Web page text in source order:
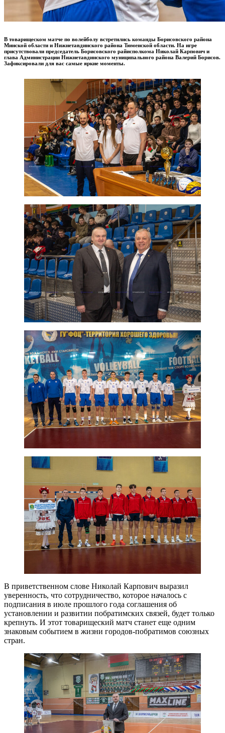
В товарищеском матче по волейболу встретились команды Борисовского района
Минской области и Нижнетавдинского района Тюменской области. На игре
присутствовали председатель Борисовского райисполкома Николай Карпович и
глава Администрации Нижнетавдинского муниципального района Валерий Борисов.
Зафиксировали для вас самые яркие моменты.
В приветственном слове Николай Карпович выразил
уверенность, что сотрудничество, которое началось с
подписания в июле прошлого года соглашения об
установлении и развитии побратимских связей, будет только
крепнуть. И этот товарищеский матч станет еще одним
знаковым событием в жизни городов-побратимов союзных
стран.